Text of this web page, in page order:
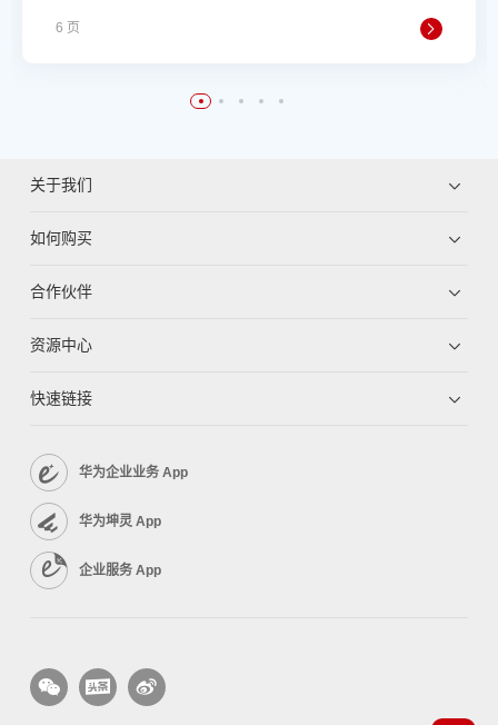
6 页
关于我们
如何购买
合作伙伴
资源中心
快速链接
华为企业业务 App
华为坤灵 App
企业服务 App